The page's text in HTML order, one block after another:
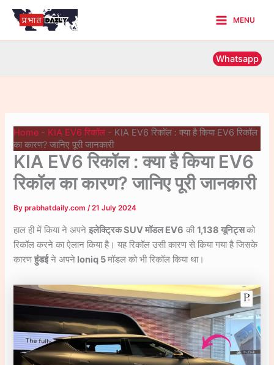
Skip
Menu
MENU
Whatsapp
Home - KIA EV6 रिकॉल - KIA EV6 रिकॉल : क्या है किया EV6 रिकॉल
का कारण? जानिए पूरी जानकारी
KIA EV6 रिकॉल : क्या है किया EV6
रिकॉल का कारण? जानिए पूरी जानकारी
Byprabhatdaily.com/21 July 2024
हाल ही में किया ने अपनेइलेक्ट्रिक SUV मॉडल EV6 की1,138 यूनिट्सको
रिकॉल करने का ऐलान किया है। यह रिकॉल उसी कारण से किया गया है जिसके
कारणहुंडईने अपने Ioniq 5मॉडल को भी रिकॉल किया था।